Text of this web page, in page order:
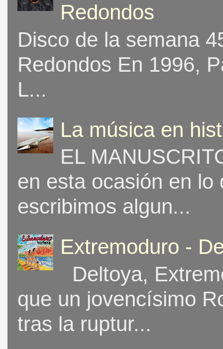
Redondos
Disco de la semana
Redondos En 1996,
L...
La música en
EL
en esta ocasión en
escribimos algun...
Extremoduro -
Deltoya,
que un jovencísimo
tras la ruptur...